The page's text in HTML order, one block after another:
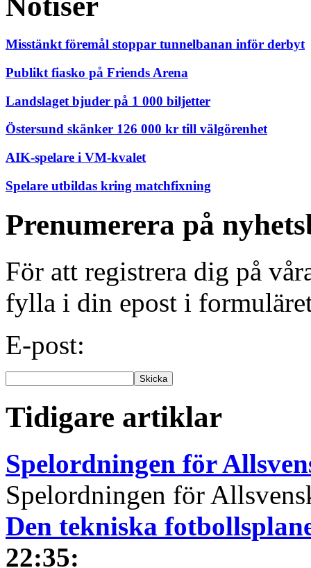
Misstänkt föremål stoppar tunnelbanan inför derbyt
Publikt fiasko på Friends Arena
Landslaget bjuder på 1 000 biljetter
Östersund skänker 126 000 kr till välgörenhet
AIK-spelare i VM-kvalet
Spelare utbildas kring matchfixning
Prenumerera på
För att registrera dig på
fylla i din epost i
E-post:
Tidigare artiklar
Spelordningen för
Spelordningen för
Den tekniska
22:35: